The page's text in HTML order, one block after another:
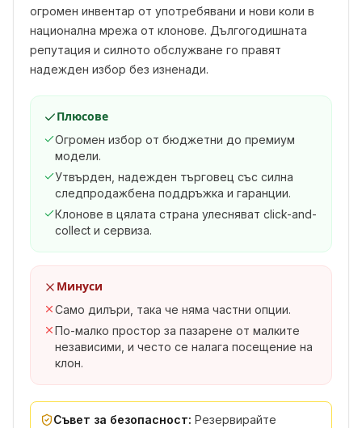
огромен инвентар от употребявани и нови коли в
национална мрежа от клонове. Дългогодишната
репутация и силното обслужване го правят
надежден избор без изненади.
Плюсове
Огромен избор от бюджетни до премиум
модели.
Утвърден, надежден търговец със силна
следпродажбена поддръжка и гаранции.
Клонове в цялата страна улесняват click-and-
collect и сервиза.
Минуси
Само дилъри, така че няма частни опции.
По-малко простор за пазарене от малките
независими, и често се налага посещение на
клон.
Съвет за безопасност: Резервирайте